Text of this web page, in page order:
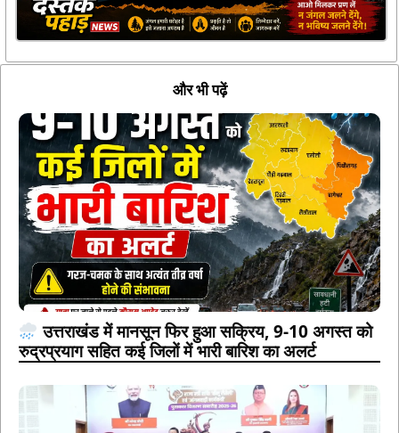
और भी पढ़ें
उत्तराखंड में मानसून फिर हुआ सक्रिय, 9-10 अगस्त को
रुद्रप्रयाग सहित कई जिलों में भारी बारिश का अलर्ट